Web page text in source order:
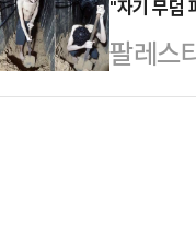
들로
에 더
임서도
실린
계와 소
늬 원피
"자기 무덤
팔레스
한 모습